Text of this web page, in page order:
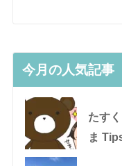
今月の人気記事
たす
ま